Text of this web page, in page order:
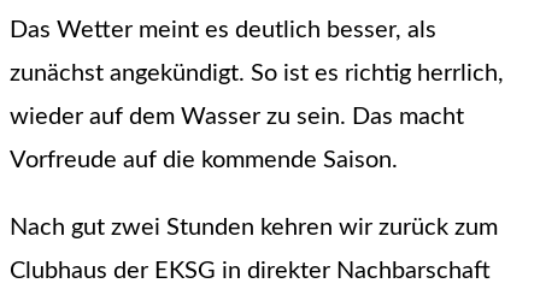
Das Wetter meint es deutlich besser, als
zunächst angekündigt. So ist es richtig herrlich,
wieder auf dem Wasser zu sein. Das macht
Vorfreude auf die kommende Saison.
Nach gut zwei Stunden kehren wir zurück zum
Clubhaus der EKSG in direkter Nachbarschaft